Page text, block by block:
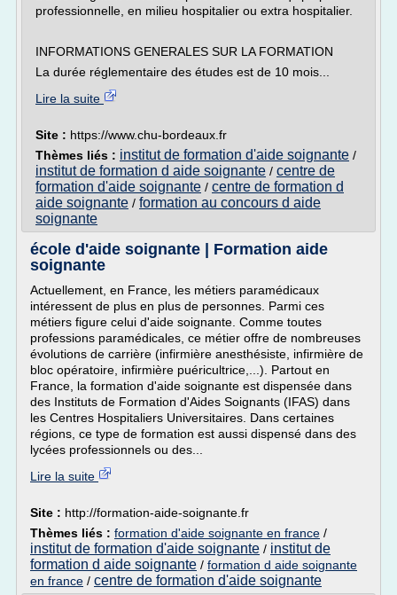
professionnelle, en milieu hospitalier ou extra hospitalier.
INFORMATIONS GENERALES SUR LA FORMATION
La durée réglementaire des études est de 10 mois...
Lire la suite
Site : https://www.chu-bordeaux.fr
Thèmes liés : institut de formation d'aide soignante /
institut de formation d aide soignante / centre de
formation d'aide soignante / centre de formation d
aide soignante / formation au concours d aide
soignante
école d'aide soignante | Formation aide
soignante
Actuellement, en France, les métiers paramédicaux
intéressent de plus en plus de personnes. Parmi ces
métiers figure celui d'aide soignante. Comme toutes
professions paramédicales, ce métier offre de nombreuses
évolutions de carrière (infirmière anesthésiste, infirmière de
bloc opératoire, infirmière puéricultrice,...). Partout en
France, la formation d'aide soignante est dispensée dans
des Instituts de Formation d'Aides Soignants (IFAS) dans
les Centres Hospitaliers Universitaires. Dans certaines
régions, ce type de formation est aussi dispensé dans des
lycées professionnels ou des...
Lire la suite
Site : http://formation-aide-soignante.fr
Thèmes liés : formation d'aide soignante en france /
institut de formation d'aide soignante / institut de
formation d aide soignante / formation d aide soignante
en france / centre de formation d'aide soignante